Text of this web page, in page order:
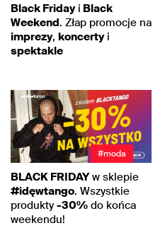
Black Fridayi Black
Weekend. Złap promocje na
imprezy, koncertyi
spektakle
#moda
BLACK FRIDAYw sklepie
#idęwtango. Wszystkie
produkty -30% do końca
weekendu!